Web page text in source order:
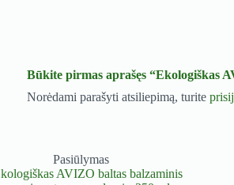
Būkite pirmas aprašęs “Ekologiškas
Norėdami parašyti atsiliepimą, turite
Pasiūlymas